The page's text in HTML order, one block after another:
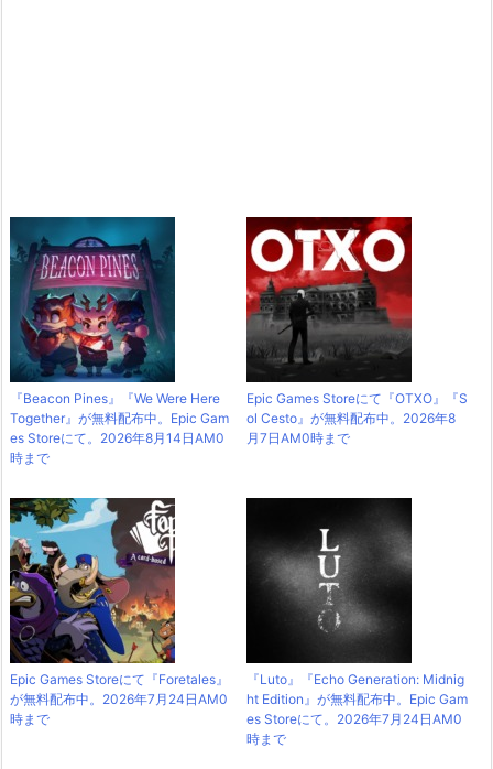
『Beacon Pines』『We Were Here
Together』が無料配布中。Epic Gam
es Storeにて。2026年8月14日AM0
時まで
Epic Games Storeにて『OTXO』『S
ol Cesto』が無料配布中。2026年8
月7日AM0時まで
Epic Games Storeにて『Foretales』
が無料配布中。2026年7月24日AM0
時まで
『Luto』『Echo Generation: Midnig
ht Edition』が無料配布中。Epic Gam
es Storeにて。2026年7月24日AM0
時まで